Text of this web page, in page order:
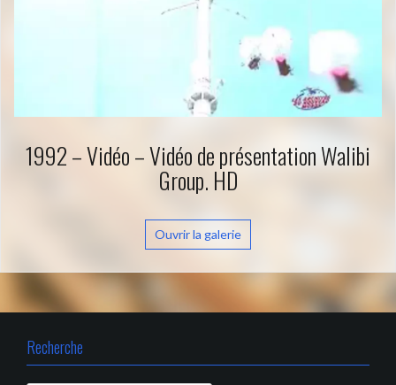
1992 – Vidéo – Vidéo de présentation Walibi
Group. HD
Ouvrir la galerie
Recherche